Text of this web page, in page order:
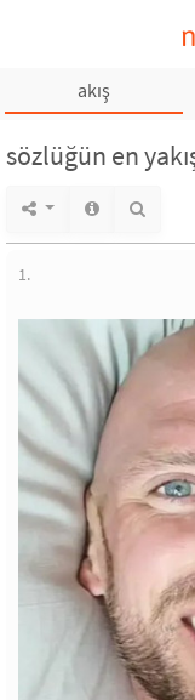
akış
sözlüğün en
1.